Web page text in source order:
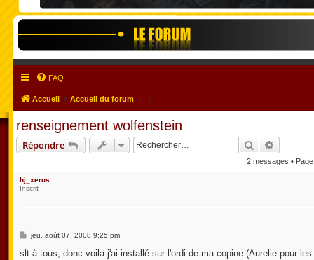
FAQ
Accueil Accueil du forum
renseignement wolfenstein
Répondre Rechercher
2 messages •
hj_xerus
Inscrit
M
s
jeu. août 07, 2008 9:25 pm
slt à tous, donc voila j'ai installé sur l'ordi de ma copine (Aurelie pour